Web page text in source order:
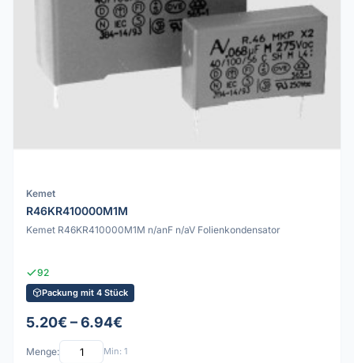
Kemet
R46KR410000M1M
Kemet R46KR410000M1M n/anF n/aV Folienkondensator
92
Packung mit 4 Stück
5.20€ – 6.94€
Menge: Min: 1